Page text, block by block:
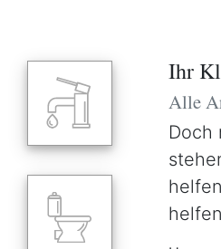
Ihr
Alle
Doch